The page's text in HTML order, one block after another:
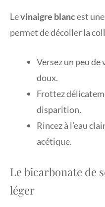
Levinaigre blancest
permet de décoller la
Versez un peu
doux.
Frottez
disparition.
Rincez à l’eau
acétique.
Le bicarbonate de
léger